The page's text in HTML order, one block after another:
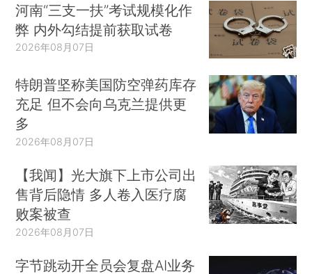
河南“三支一扶”考试规模化作
弊 内外勾结提前获取试卷
2026年08月07日
特朗普坚称美国防空弹药库存
充足 但不会向乌克兰提供更
多
2026年08月07日
【我闻】光大旗下上市公司出
售背后隐情 多人卷入医疗腐
败案被查
2026年08月07日
字节跳动开全员会复盘AI业务